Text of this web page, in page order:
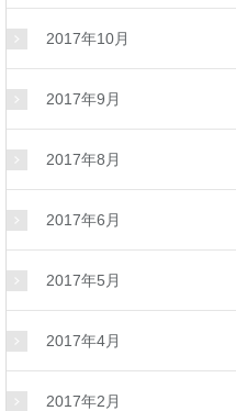
2017年10月
2017年9月
2017年8月
2017年6月
2017年5月
2017年4月
2017年2月